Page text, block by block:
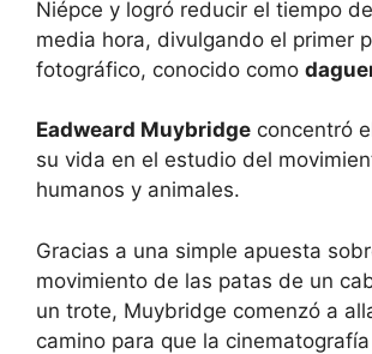
Niépce y logró reducir el tiempo
media hora, divulgando el primer
fotográfico, conocido como
Eadweard Muybridge concentró
su vida en el estudio del
humanos y animales.
Gracias a una simple apuesta
movimiento de las patas de un
un trote, Muybridge comenzó a
camino para que la